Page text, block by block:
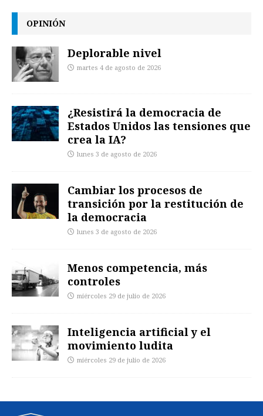
OPINIÓN
Deplorable nivel
martes 4 de agosto de 2026
¿Resistirá la democracia de
Estados Unidos las tensiones que
crea la IA?
lunes 3 de agosto de 2026
Cambiar los procesos de
transición por la restitución de
la democracia
lunes 3 de agosto de 2026
Menos competencia, más
controles
miércoles 29 de julio de 2026
Inteligencia artificial y el
movimiento ludita
miércoles 29 de julio de 2026